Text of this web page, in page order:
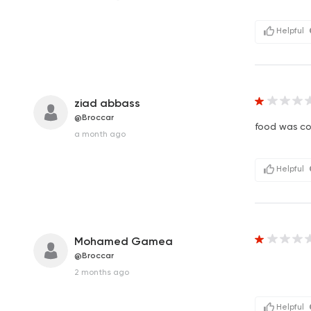
Helpful
ziad abbass
@Broccar
a month ago
food was
Helpful
Mohamed Gamea
@Broccar
2 months ago
Helpful